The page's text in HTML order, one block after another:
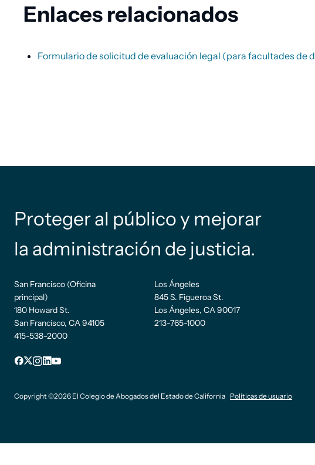
Enlaces relacionados
Formulario de solicitud de evaluación legal (para facultades de
Proteger al público y mejorar
la administración de justicia.
San Francisco (Oficina
principal)
180 Howard St.
San Francisco, CA 94105
415-538-2000
Los Ángeles
845 S. Figueroa St.
Los Ángeles, CA 90017
213-765-1000
Facebook
incógnita
Instagram
LinkedIn
YouTube
sufijo
de
Copyright ©2026 El Colegio de Abogados del Estado de California Políticas de usuario